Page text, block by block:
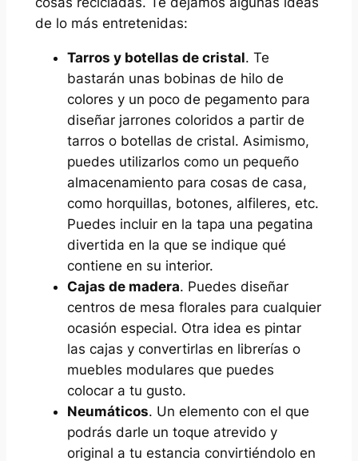
de lo más entretenidas:
Tarros y botellas de cristal. Te
bastarán unas bobinas de hilo de
colores y un poco de pegamento para
diseñar jarrones coloridos a partir de
tarros o botellas de cristal. Asimismo,
puedes utilizarlos como un pequeño
almacenamiento para cosas de casa,
como horquillas, botones, alfileres, etc.
Puedes incluir en la tapa una pegatina
divertida en la que se indique qué
contiene en su interior.
Cajas de madera. Puedes diseñar
centros de mesa florales para cualquier
ocasión especial. Otra idea es pintar
las cajas y convertirlas en librerías o
muebles modulares que puedes
colocar a tu gusto.
Neumáticos. Un elemento con el que
podrás darle un toque atrevido y
original a tu estancia convirtiéndolo en